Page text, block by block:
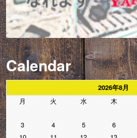
Calendar
2026年8月
月 火 水 木
3
4 5 6